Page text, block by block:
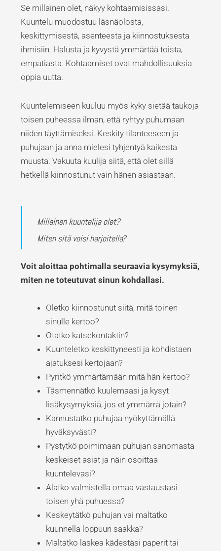
Se millainen olet, näkyy kohtaamisissasi.
Kuuntelu muodostuu läsnäolosta,
keskittymisestä, asenteesta ja kiinnostuksesta
ihmisiin. Halusta ja kyvystä ymmärtää toista,
empatiasta. Kohtaamiset ovat mahdollisuuksia
oppia uutta.
Kuuntelemiseen kuuluu myös kyky sietää taukoja
toisen puheessa ilman, että ryhtyy puhumaan
niiden täyttämiseksi. Keskity tilanteeseen ja
puhujaan ja anna mielesi tyhjentyä kaikesta
muusta. Vakuuta kuulija siitä, että olet sillä
hetkellä kiinnostunut vain hänen asiastaan.
Millainen kuuntelija olet?
Miten sitä voisi harjoitella?​
Voit aloittaa pohtimalla seuraavia kysymyksiä,
miten ne toteutuvat sinun kohdallasi.
Oletko kiinnostunut siitä, mitä toinen
sinulle kertoo?
Otatko katsekontaktin?
Kuunteletko keskittyneesti ja kohdistaen
ajatuksesi kertojaan?
Pyritkö ymmärtämään mitä hän kertoo?
Täsmennätkö kuulemaasi ja kysyt
lisäkysymyksiä, jos et ymmärrä jotain?
Kannustatko puhujaa nyökyttämällä
hyväksyvästi?
Pystytkö poimimaan puhujan sanomasta
keskeiset asiat ja näin osoittaa
kuuntelevasi?
Alatko valmistella omaa vastaustasi
toisen yhä puhuessa?
Keskeytätkö puhujan vai maltatko
kuunnella loppuun saakka?
Maltatko laskea kädestäsi paperit tai